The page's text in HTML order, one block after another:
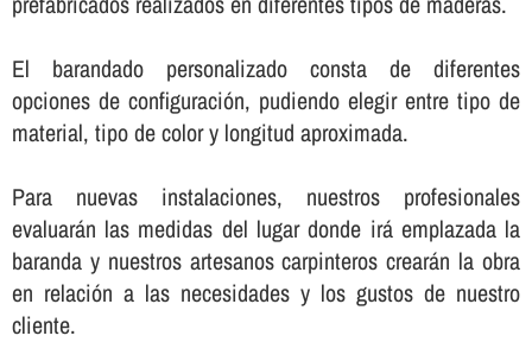
El barandado personalizado consta de diferentes
opciones de configuración, pudiendo elegir entre tipo de
material, tipo de color y longitud aproximada.
Para nuevas instalaciones, nuestros profesionales
evaluarán las medidas del lugar donde irá emplazada la
baranda y nuestros artesanos carpinteros crearán la obra
en relación a las necesidades y los gustos de nuestro
cliente.